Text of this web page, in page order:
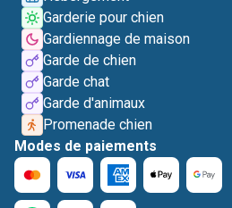
Garderie pour chien
Gardiennage de maison
Garde de chien
Garde chat
Garde d'animaux
Promenade chien
Modes de paiements